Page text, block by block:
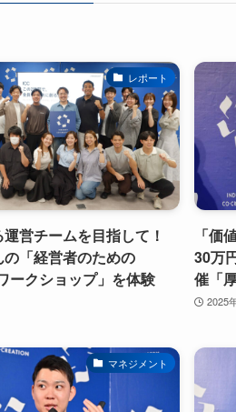
レポート
営チームを目指して！
「経営者のための
ークショップ」を体験
「価
30万
催「
2025
マネジメント